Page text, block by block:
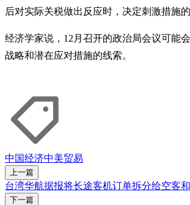
后对实际关税做出反应时，决定刺激措施
经济学家说，12月召开的政治局会议可能
战略和潜在应对措施的线索。
中国经济中美贸易
上一篇
台湾华航据报将长途客机订单拆分给空客
下一篇